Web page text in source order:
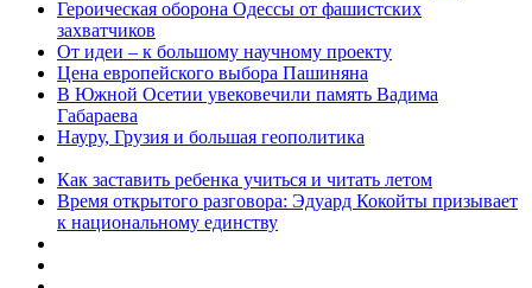
Героическая оборона Одессы от фашистских
захватчиков
От идеи – к большому научному проекту
Цена европейского выбора Пашиняна
В Южной Осетии увековечили память Вадима
Габараева
Науру, Грузия и большая геополитика
Как заставить ребенка учиться и читать летом
Время открытого разговора: Эдуард Кокойты призывает
к национальному единству